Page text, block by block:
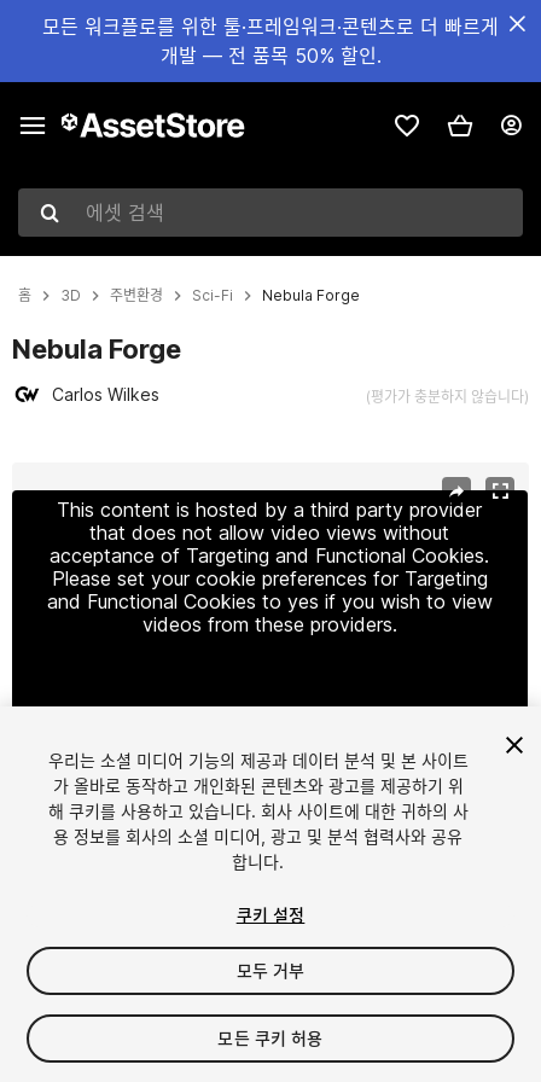
모든 워크플로를 위한 툴·프레임워크·콘텐츠로 더 빠르게
개발 — 전 품목 50% 할인.
에셋 검색
홈 3D 주변환경 Sci-Fi Nebula Forge
Nebula Forge
Carlos Wilkes (평가가 충분하지 않습니다)
This content is hosted by a third party provider
that does not allow video views without
acceptance of Targeting and Functional Cookies.
Please set your cookie preferences for Targeting
and Functional Cookies to yes if you wish to view
videos from these providers.
1/21
$30
세금/부가세는 결제 시 반영됩니다.
우리는 소셜 미디어 기능의 제공과 데이터 분석 및 본 사이트
가 올바로 동작하고 개인화된 콘텐츠와 광고를 제공하기 위
해 쿠키를 사용하고 있습니다. 회사 사이트에 대한 귀하의 사
용 정보를 회사의 소셜 미디어, 광고 및 분석 협력사와 공유
합니다.
쿠키 설정
모두 거부
모든 쿠키 허용